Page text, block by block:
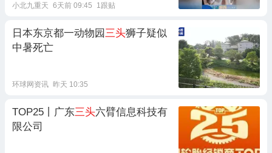
小北九重天 6天前 09:45 1跟贴
日本东京都一动物园 三头狮子疑似
中暑死亡
环球网资讯 昨天 10:35
TOP25丨广东三头六臂信息科技有
限公司